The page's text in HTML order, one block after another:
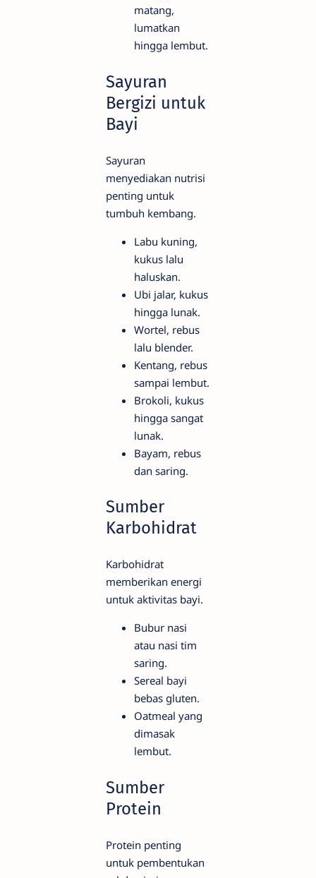
matang,
lumatkan
hingga lembut.
Sayuran
Bergizi untuk
Bayi
Sayuran
menyediakan nutrisi
penting untuk
tumbuh kembang.
Labu kuning,
kukus lalu
haluskan.
Ubi jalar, kukus
hingga lunak.
Wortel, rebus
lalu blender.
Kentang, rebus
sampai lembut.
Brokoli, kukus
hingga sangat
lunak.
Bayam, rebus
dan saring.
Sumber
Karbohidrat
Karbohidrat
memberikan energi
untuk aktivitas bayi.
Bubur nasi
atau nasi tim
saring.
Sereal bayi
bebas gluten.
Oatmeal yang
dimasak
lembut.
Sumber
Protein
Protein penting
untuk pembentukan